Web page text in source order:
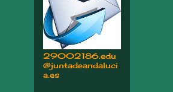
29002186.edu
@juntadeandaluci
a.es